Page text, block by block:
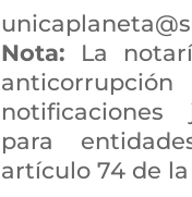
Nota: La
para
artículo 74 de la